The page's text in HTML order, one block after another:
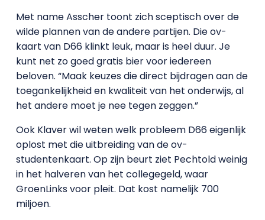
Met name Asscher toont zich sceptisch over de
wilde plannen van de andere partijen. Die ov-
kaart van D66 klinkt leuk, maar is heel duur. Je
kunt net zo goed gratis bier voor iedereen
beloven. “Maak keuzes die direct bijdragen aan de
toegankelijkheid en kwaliteit van het onderwijs, al
het andere moet je nee tegen zeggen.”
Ook Klaver wil weten welk probleem D66 eigenlijk
oplost met die uitbreiding van de ov-
studentenkaart. Op zijn beurt ziet Pechtold weinig
in het halveren van het collegegeld, waar
GroenLinks voor pleit. Dat kost namelijk 700
miljoen.